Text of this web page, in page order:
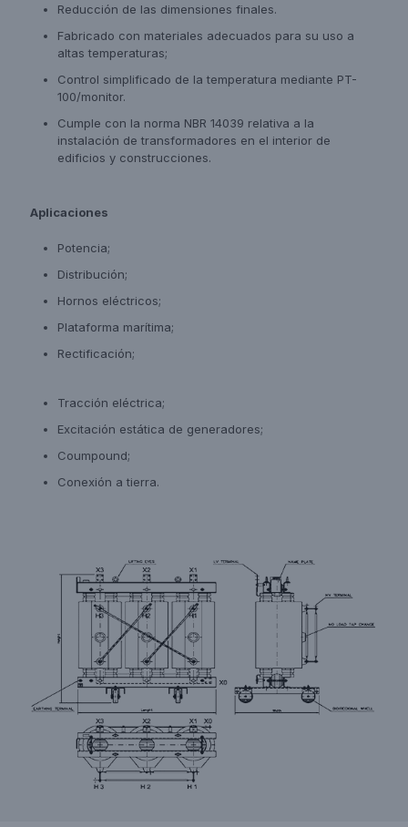
Reducción de las dimensiones finales.
Fabricado con materiales adecuados para su uso a
altas temperaturas;
Control simplificado de la temperatura mediante PT-
100/monitor.
Cumple con la norma NBR 14039 relativa a la
instalación de transformadores en el interior de
edificios y construcciones.
Aplicaciones
Potencia;
Distribución;
Hornos eléctricos;
Plataforma marítima;
Rectificación;
Tracción eléctrica;
Excitación estática de generadores;
Coumpound;
Conexión a tierra.